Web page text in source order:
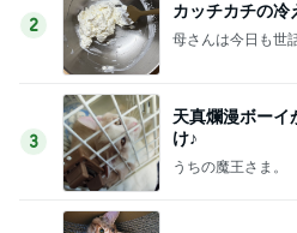
2
カッチカチの冷
母さんは今日も世
3
天真爛漫ボーイ
け♪
うちの魔王さま。